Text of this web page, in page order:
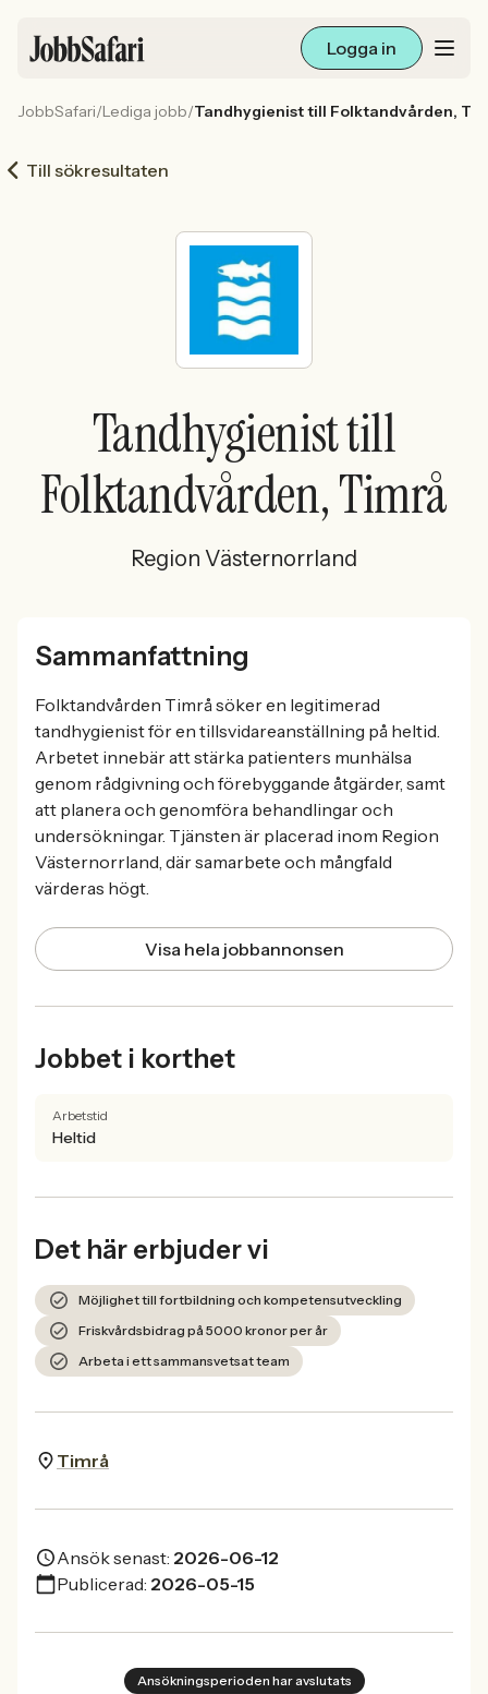
Logga in
Arbetsliv och karriär
För arbetsgivare
Sök med AI
Ny här? Skapa konto
JobbSafari/Lediga jobb/Tandhygienist till Folktandvården,
Till sökresultaten
Tandhygienist till
Folktandvården, Timrå
Region Västernorrland
Sammanfattning
Folktandvården Timrå söker en legitimerad
tandhygienist för en tillsvidareanställning på heltid.
Arbetet innebär att stärka patienters munhälsa
genom rådgivning och förebyggande åtgärder, samt
att planera och genomföra behandlingar och
undersökningar. Tjänsten är placerad inom Region
Västernorrland, där samarbete och mångfald
värderas högt.
Visa hela jobbannonsen
Jobbet i korthet
Arbetstid
Heltid
Det här erbjuder vi
Möjlighet till fortbildning och kompetensutveckling
Friskvårdsbidrag på 5000 kronor per år
Arbeta i ett sammansvetsat team
Timrå
Ansök senast: 2026-06-12
Publicerad: 2026-05-15
Ansökningsperioden har avslutats